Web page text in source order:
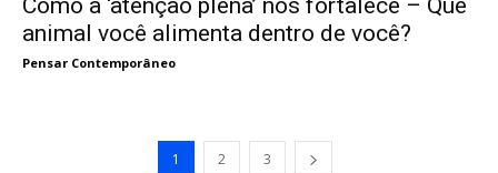
Como a ‘atenção plena’ nos fortalece – Que
animal você alimenta dentro de você?
Pensar Contemporâneo
1 2 3